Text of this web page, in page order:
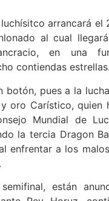
arrancará el
al cual
en una
contiendas estrellas.
botón, pues a la
oro Carístico, quien
Mundial de
la tercia Dragon
enfrentar a los
están